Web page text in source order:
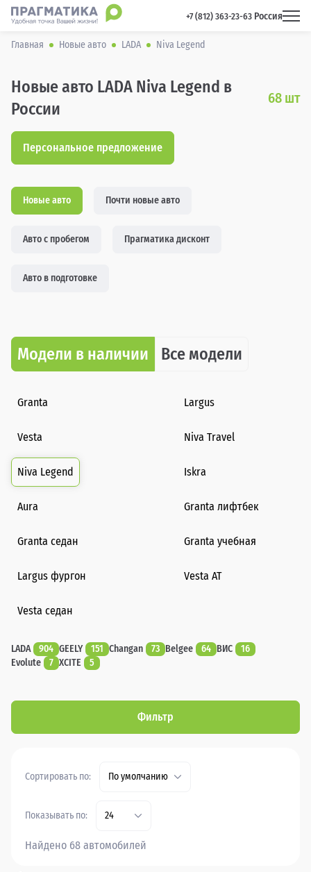
+7 (812) 363-23-63 Россия
Главная Новые авто LADA Niva Legend
Новые авто LADA Niva Legend в
России
68 шт
Персональное предложение
Новые авто Почти новые авто
Авто с пробегом Прагматика дисконт
Авто в подготовке
Модели в наличии Все модели
Granta Largus
Vesta Niva Travel
Niva Legend Iskra
Aura Granta лифтбек
Granta седан Granta учебная
Largus фургон Vesta AT
Vesta седан
LADA 904 GEELY 151 Changan 73 Belgee 64 ВИС
16
Evolute
7 XCITE 5
Фильтр
Сортировать по: По умолчанию
Показывать по: 24
Найдено 68 автомобилей